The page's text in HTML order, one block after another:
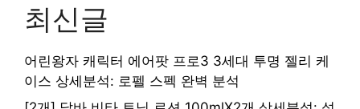
최신글
어린왕자 캐릭터 에어팟 프로3 3세대 투명 젤리 케
이스 상세분석: 로펠 스펙 완벽 분석